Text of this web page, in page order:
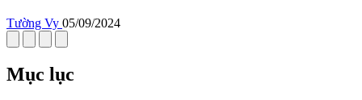
Tường Vy 05/09/2024
Mục lục